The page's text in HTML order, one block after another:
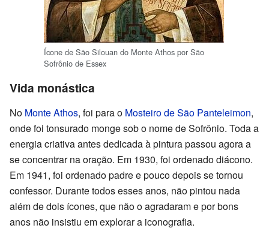
Ícone de São Silouan do Monte Athos por São
Sofrônio de Essex
Vida monástica
No Monte Athos, foi para o Mosteiro de São Panteleimon,
onde foi tonsurado monge sob o nome de Sofrônio. Toda a
energia criativa antes dedicada à pintura passou agora a
se concentrar na oração. Em 1930, foi ordenado diácono.
Em 1941, foi ordenado padre e pouco depois se tornou
confessor. Durante todos esses anos, não pintou nada
além de dois ícones, que não o agradaram e por bons
anos não insistiu em explorar a iconografia.